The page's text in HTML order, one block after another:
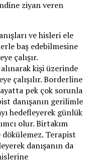
ziyan veren
ve hisleri ele
baş edebilmesine
çalışır.
kişi üzerinde
çalışılır. Borderline
pek çok sorunla
danışanın gerilimle
hedefleyerek günlük
olur. Birtakım
Terapist
danışanın da